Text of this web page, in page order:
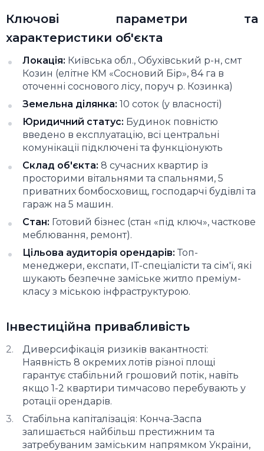
Ключові параметри та
характеристики об'єкта
Локація: Київська обл., Обухівський р-н, смт
Козин (елітне КМ «Сосновий Бір», 84 га в
оточенні соснового лісу, поруч р. Козинка)
Земельна ділянка: 10 соток (у власності)
Юридичний статус: Будинок повністю
введено в експлуатацію, всі центральні
комунікації підключені та функціонують
Склад об'єкта: 8 сучасних квартир із
просторими вітальнями та спальнями, 5
приватних бомбосховищ, господарчі будівлі та
гараж на 5 машин.
Стан: Готовий бізнес (стан «під ключ», часткове
меблювання, ремонт).
Цільова аудиторія орендарів: Топ-
менеджери, експати, ІТ-спеціалісти та сім'ї, які
шукають безпечне заміське житло преміум-
класу з міською інфраструктурою.
Інвестиційна привабливість
Диверсифікація ризиків вакантності:
Наявність 8 окремих лотів різної площі
гарантує стабільний грошовий потік, навіть
якщо 1-2 квартири тимчасово перебувають у
ротації орендарів.
Стабільна капіталізація: Конча-Заспа
залишається найбільш престижним та
затребуваним заміським напрямком України,